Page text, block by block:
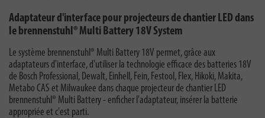
Adaptateur d'interface pour projecteurs de chantier LED dans
le brennenstuhl® Multi Battery 18V System
Le système brennenstuhl® Multi Battery 18V permet, grâce aux
adaptateurs d'interface, d'utiliser la technologie efficace des batteries 18V
de Bosch Professional, Dewalt, Einhell, Fein, Festool, Flex, Hikoki, Makita,
Metabo CAS et Milwaukee dans chaque projecteur de chantier LED
brennenstuhl® Multi Battery - enficher l'adaptateur, insérer la batterie
appropriée et c'est parti.